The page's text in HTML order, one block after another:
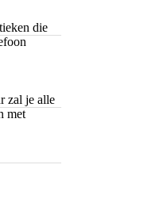
die
zal je alle
met